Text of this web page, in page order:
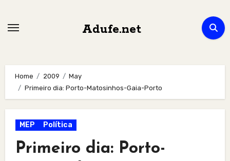
Adufe.net
Home 2009
May
Primeiro dia: Porto-Matosinhos-Gaia-Porto
MEP Política
Primeiro dia: Porto-